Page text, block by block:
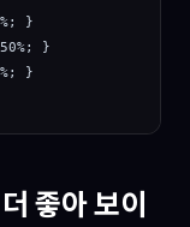
}
}
}
좋아 보이